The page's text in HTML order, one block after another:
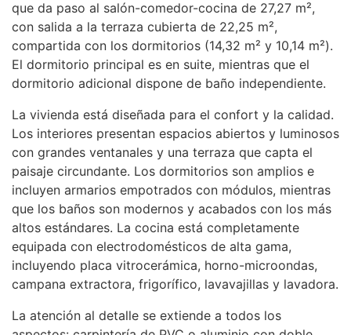
que da paso al salón-comedor-cocina de 27,27 m²,
con salida a la terraza cubierta de 22,25 m²,
compartida con los dormitorios (14,32 m² y 10,14 m²).
El dormitorio principal es en suite, mientras que el
dormitorio adicional dispone de baño independiente.
La vivienda está diseñada para el confort y la calidad.
Los interiores presentan espacios abiertos y luminosos
con grandes ventanales y una terraza que capta el
paisaje circundante. Los dormitorios son amplios e
incluyen armarios empotrados con módulos, mientras
que los baños son modernos y acabados con los más
altos estándares. La cocina está completamente
equipada con electrodomésticos de alta gama,
incluyendo placa vitrocerámica, horno-microondas,
campana extractora, frigorífico, lavavajillas y lavadora.
La atención al detalle se extiende a todos los